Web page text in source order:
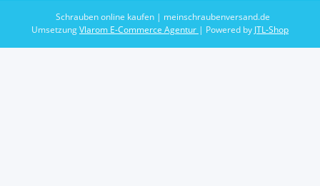
Schrauben online kaufen | meinschraubenversand.de
UmsetzungVlarom E-Commerce Agentur | Powered by JTL-Shop